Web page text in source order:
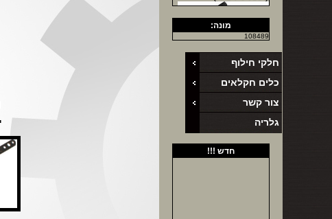
משלוחים לכל חלקי הארץ
!!!!!
אביזרי הידראוליקה
ג'ק חקלאי
אביזרי קילטור
פינים לחקלאות
מונה:
108489
חלקי חילוף
כלים חקלאים
צור קשר
גלריה
חדש !!!